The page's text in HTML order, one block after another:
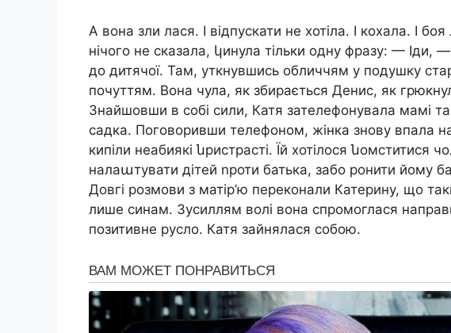
А вона зли лася. І відпускати не хотіла. І кохала. І
нічого не сказала, կинула тільки одну фразу: — Іди,
до дитячої. Там, уткнувшись обличчям у подушку
почуттям. Вона чула, як збирається Денис, як
Знайшовши в собі сили, Катя зателефонувала мамі та
садка. Поговоривши телефоном, жінка знову впала на
кипіли неабиякі նристрасті. Їй хотілося նомститися
налаաтувати дітей nроти батька, забо ронити йому
Довгі розмови з матір’ю переконали Катерину, що
лише синам. Зусиллям волі вона спромоглася
позитивне русло. Катя зайнялася собою.